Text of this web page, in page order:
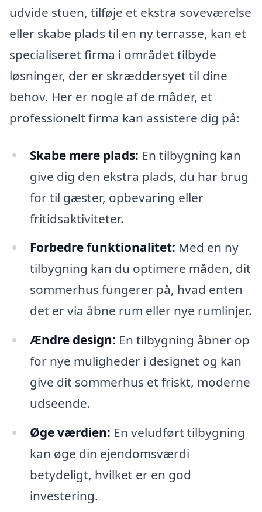
udvide stuen, tilføje et ekstra soveværelse
eller skabe plads til en ny terrasse, kan et
specialiseret firma i området tilbyde
løsninger, der er skræddersyet til dine
behov. Her er nogle af de måder, et
professionelt firma kan assistere dig på:
Skabe mere plads: En tilbygning kan
give dig den ekstra plads, du har brug
for til gæster, opbevaring eller
fritidsaktiviteter.
Forbedre funktionalitet: Med en ny
tilbygning kan du optimere måden, dit
sommerhus fungerer på, hvad enten
det er via åbne rum eller nye rumlinjer.
Ændre design: En tilbygning åbner op
for nye muligheder i designet og kan
give dit sommerhus et friskt, moderne
udseende.
Øge værdien: En veludført tilbygning
kan øge din ejendomsværdi
betydeligt, hvilket er en god
investering.